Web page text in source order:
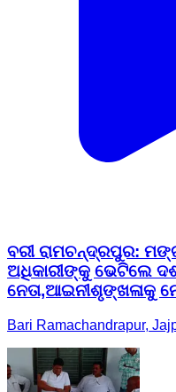
ବରୀ ରାମଚନ୍ଦ୍ରପୁର:
ଅଧିକାରୀଙ୍କୁ ଭେଟିଲେ
ନେତା,ଆଇନୀଶୃଙ୍ଖଳାକୁ
Bari Ramachandrapur,